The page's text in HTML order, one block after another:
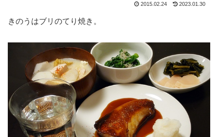
2015.02.24 2023.01.30
きのうはブリのてり焼き。